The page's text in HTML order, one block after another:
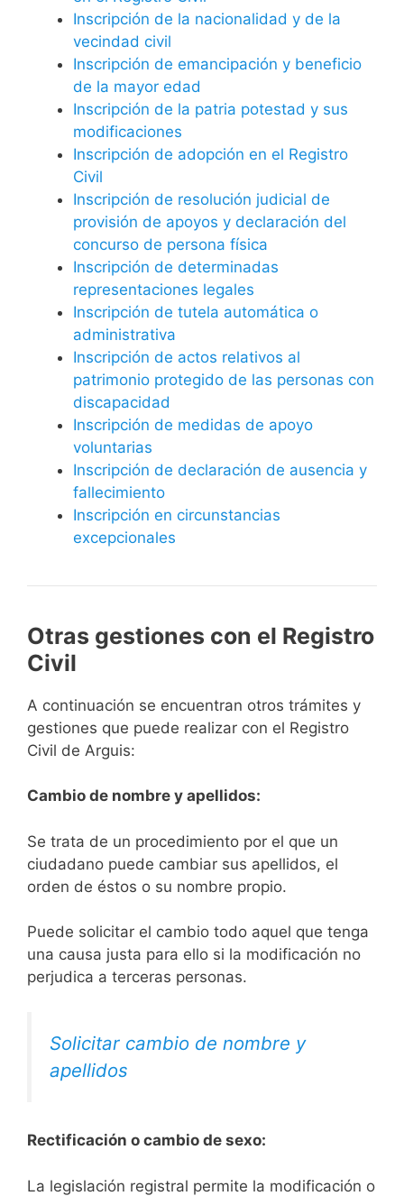
Inscripción de la nacionalidad y de la
vecindad civil
Inscripción de emancipación y beneficio
de la mayor edad
Inscripción de la patria potestad y sus
modificaciones
Inscripción de adopción en el Registro
Civil
Inscripción de resolución judicial de
provisión de apoyos y declaración del
concurso de persona física
Inscripción de determinadas
representaciones legales
Inscripción de tutela automática o
administrativa
Inscripción de actos relativos al
patrimonio protegido de las personas con
discapacidad
Inscripción de medidas de apoyo
voluntarias
Inscripción de declaración de ausencia y
fallecimiento
Inscripción en circunstancias
excepcionales
Otras gestiones con el Registro
Civil
A continuación se encuentran otros trámites y
gestiones que puede realizar con el Registro
Civil de Arguis:
Cambio de nombre y apellidos:
Se trata de un procedimiento por el que un
ciudadano puede cambiar sus apellidos, el
orden de éstos o su nombre propio.
Puede solicitar el cambio todo aquel que tenga
una causa justa para ello si la modificación no
perjudica a terceras personas.
Solicitar cambio de nombre y
apellidos
Rectificación o cambio de sexo:
La legislación registral permite la modificación o